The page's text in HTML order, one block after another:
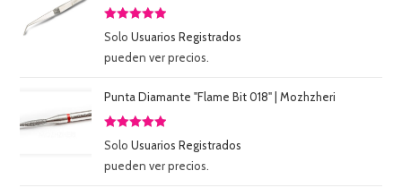
Valorado
5
SoloUsuarios Registrados
pueden ver precios.
Punta Diamante "Flame Bit 018" | Mozhzheri
Valorado
5
SoloUsuarios Registrados
pueden ver precios.